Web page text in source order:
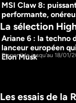
MSI Claw 8:
performante,
mais pour qui ?
La sélection
Ariane 6 : la techno
lanceur européen
Elon Musk
Disponible jusqu'au 18/01/
Les essais de la